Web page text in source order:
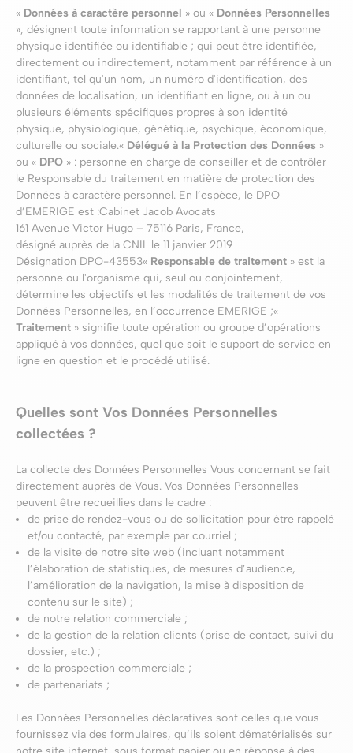
« Données à caractère personnel » ou « Données Personnelles
», désignent toute information se rapportant à une personne
physique identifiée ou identifiable ; qui peut être identifiée,
directement ou indirectement, notamment par référence à un
identifiant, tel qu'un nom, un numéro d'identification, des
données de localisation, un identifiant en ligne, ou à un ou
plusieurs éléments spécifiques propres à son identité
physique, physiologique, génétique, psychique, économique,
culturelle ou sociale.« Délégué à la Protection des Données »
ou « DPO » : personne en charge de conseiller et de contrôler
le Responsable du traitement en matière de protection des
Données à caractère personnel. En l’espèce, le DPO
d’EMERIGE est :Cabinet Jacob Avocats
161 Avenue Victor Hugo – 75116 Paris, France,
désigné auprès de la CNIL le 11 janvier 2019
Désignation DPO-43553« Responsable de traitement » est la
personne ou l'organisme qui, seul ou conjointement,
détermine les objectifs et les modalités de traitement de vos
Données Personnelles, en l’occurrence EMERIGE ;«
Traitement » signifie toute opération ou groupe d’opérations
appliqué à vos données, quel que soit le support de service en
ligne en question et le procédé utilisé.
Quelles sont Vos Données Personnelles
collectées ?
La collecte des Données Personnelles Vous concernant se fait
directement auprès de Vous. Vos Données Personnelles
peuvent être recueillies dans le cadre :
de prise de rendez-vous ou de sollicitation pour être rappelé
et/ou contacté, par exemple par courriel ;
de la visite de notre site web (incluant notamment
l’élaboration de statistiques, de mesures d’audience,
l’amélioration de la navigation, la mise à disposition de
contenu sur le site) ;
de notre relation commerciale ;
de la gestion de la relation clients (prise de contact, suivi du
dossier, etc.) ;
de la prospection commerciale ;
de partenariats ;
Les Données Personnelles déclaratives sont celles que vous
fournissez via des formulaires, qu’ils soient dématérialisés sur